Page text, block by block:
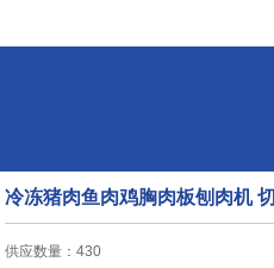
冷冻猪肉鱼肉鸡胸肉板刨肉机
供应数量：430